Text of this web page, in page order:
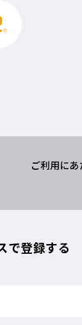
ご利用に
で登録する